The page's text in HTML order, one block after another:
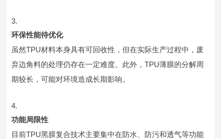
环保性能待优化
虽然TPU材料本身具有可回收性，但在实际生产过程中，废
弃边角料的处理仍存在一定难度。此外，TPU薄膜的分解周
期较长，可能对环境造成长期影响。
功能局限性
目前TPU黑膜复合技术主要集中在防水、防污和透气等功能